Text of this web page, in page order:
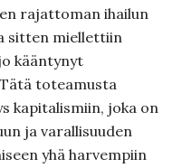
rajattoman ihailun
sitten miellettiin
kääntynyt
toteamusta
kapitalismiin, joka on
ja varallisuuden
yhä harvempiin